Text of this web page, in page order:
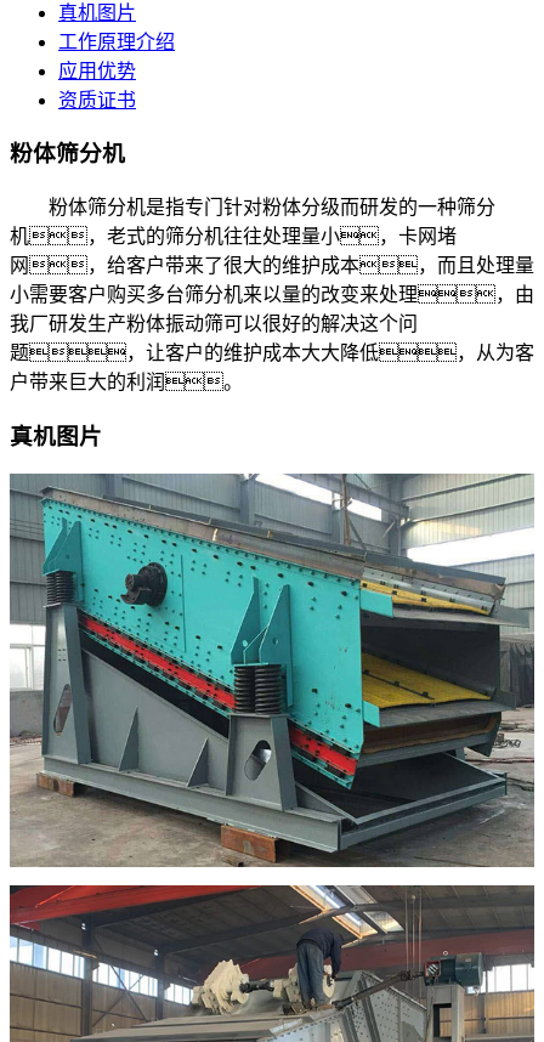
真机图片
工作原理介绍
应用优势
资质证书
粉体筛分机
粉体筛分机是指专门针对粉体分级而研发的一种筛分
机，老式的筛分机往往处理量小，卡网堵
网，给客户带来了很大的维护成本，而且处理量
小需要客户购买多台筛分机来以量的改变来处理，由
我厂研发生产粉体振动筛可以很好的解决这个问
题，让客户的维护成本大大降低，从为客
户带来巨大的利润。
真机图片